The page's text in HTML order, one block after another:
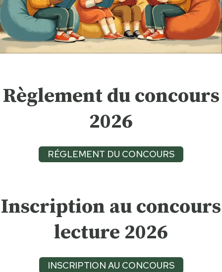
Règlement du concours
2026
RÉGLEMENT DU CONCOURS
Inscription au concours
lecture 2026
INSCRIPTION AU CONCOURS